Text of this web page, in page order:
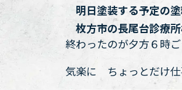
明日塗装する予定の
枚方市の長尾台診療所
終わったのが夕方６時ご
気楽に ちょっとだけ仕